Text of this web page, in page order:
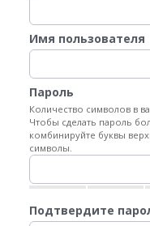
Имя пользователя
Пароль
Количество символов в
Чтобы сделать пароль
комбинируйте буквы
символы.
Подтвердите